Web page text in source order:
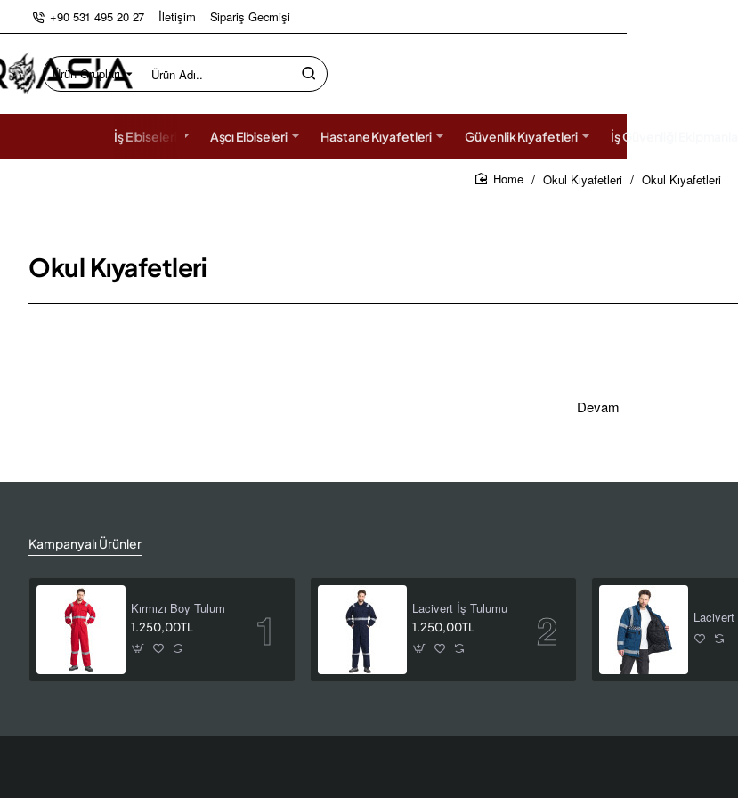
+90 531 495 20 27 İletişim Sipariş Gecmişi
Ürün Grupları
Ürün
Adı..
İş Elbiseleri Aşcı Elbiseleri Hastane Kıyafetleri Güvenlik Kıyafetleri İş Güvenliği Ekipmanları
Okul Kıyafetleri Okul Kıyafetleri
Okul Kıyafetleri
Devam
Kampanyalı Ürünler
Kırmızı Boy Tulum
1.250,00TL
Lacivert İş Tulumu
1.250,00TL